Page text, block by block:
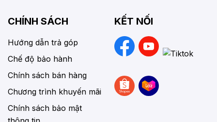
CHÍNH SÁCH
Hướng dẫn trả góp
Chế độ bảo hành
Chính sách bán hàng
Chương trình khuyến mãi
Chính sách bảo mật
KẾT NỐI